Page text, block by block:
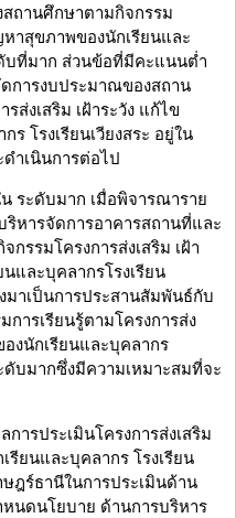
ถานศึกษาตามกิจกรรม
หาสุขภาพของนักเรียนและ
ดับที่มาก ส่วนข้อที่มีคะแนนต่ำ
การงบประมาณของสถาน
ส่งเสริม เฝ้าระวัง แก้ไข
โรงเรียนเวียงสระ อยู่ใน
ำเนินการต่อไป
ระดับมาก เมื่อพิจารณาราย
หารจัดการอาคารสถานที่และ
รรมโครงการส่งเสริม เฝ้า
และบุคลากรโรงเรียน
มาเป็นการประสานสัมพันธ์กับ
ารเรียนรู้ตามโครงการส่ง
งนักเรียนและบุคลากร
ดับมากซึ่งมีความเหมาะสมที่จะ
ารประเมินโครงการส่งเสริม
รียนและบุคลากร โรงเรียน
ษฎร์ธานีในการประเมินด้าน
นดนโยบาย ด้านการบริหาร